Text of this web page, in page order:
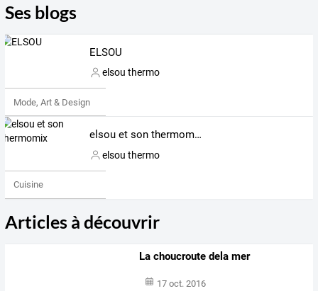
Ses blogs
ELSOU
elsou thermo
Mode, Art & Design
elsou et son thermomix
elsou thermo
Cuisine
Articles à découvrir
La choucroute dela mer
17 oct. 2016